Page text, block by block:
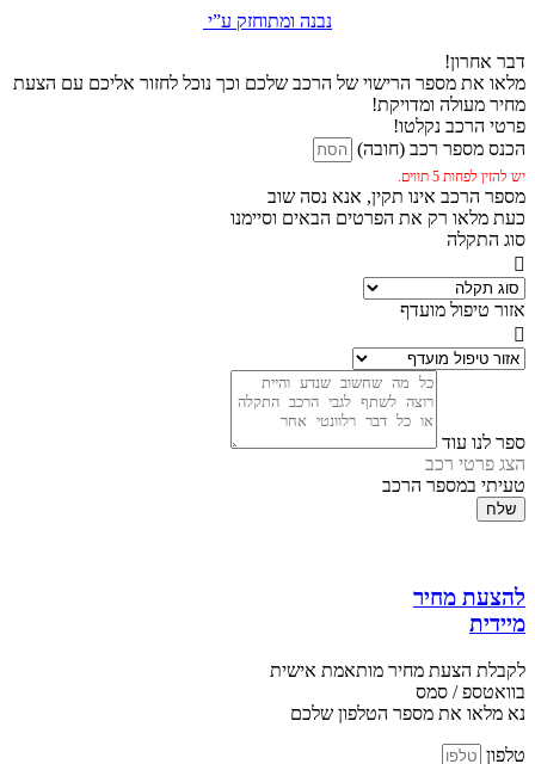
נבנה ומתוחזק ע”י
דבר אחרון!
מלאו את מספר הרישוי של הרכב שלכם וכך נוכל לחזור אליכם עם הצעת
מחיר מעולה ומדויקת!
פרטי הרכב נקלטו!
הכנס מספר רכב (חובה)
יש להזין לפחות 5 תווים.
מספר הרכב אינו תקין, אנא נסה שוב
כעת מלאו רק את הפרטים הבאים וסיימנו
סוג התקלה
אזור טיפול מועדף
ספר לנו עוד
הצג פרטי רכב
טעיתי במספר הרכב
שלח
להצעת מחיר
מיידית
לקבלת הצעת מחיר מותאמת אישית
בוואטספ / סמס
נא מלאו את מספר הטלפון שלכם
טלפון